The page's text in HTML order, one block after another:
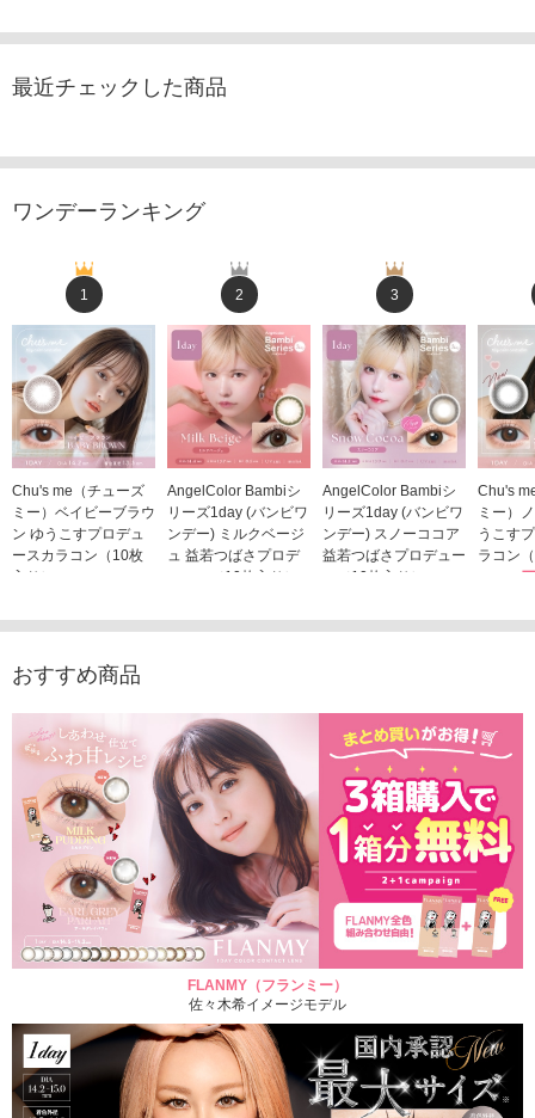
最近チェックした商品
ワンデーランキング
1
Chu's me（チューズ
ミー）ベイビーブラウ
ン ゆうこすプロデュ
ースカラコン（10枚
入り）
2
AngelColor Bambiシ
リーズ1day (バンビワ
ンデー) ミルクベージ
ュ 益若つばさプロデ
ュース（10枚入り）
3
AngelColor Bambiシ
リーズ1day (バンビワ
ンデー) スノーココア
益若つばさプロデュー
ス（10枚入り）
Chu's
ミー）
うこす
ラコン
1,705
おすすめ商品
FLANMY（フランミー）
佐々木希イメージモデル